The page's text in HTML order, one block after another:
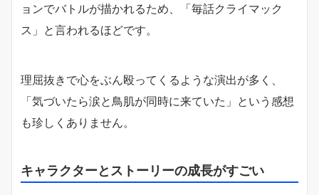
ョンでバトルが描かれるため、「毎話クライマック
ス」と言われるほどです。
理屈抜きで心をぶん殴ってくるような演出が多く、
「気づいたら涙と鳥肌が同時に来ていた」という感想
も珍しくありません。
キャラクターとストーリーの成長がすごい